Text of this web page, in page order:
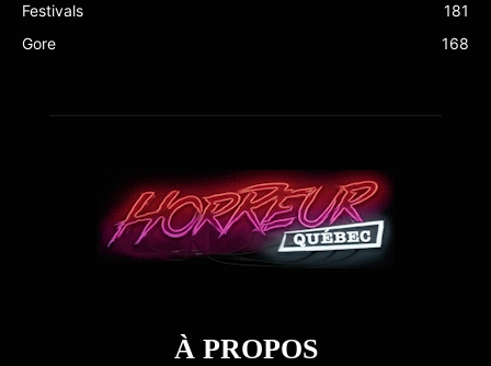
Festivals
181
Gore
168
À PROPOS